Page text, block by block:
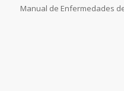
Manual de Enfermedades